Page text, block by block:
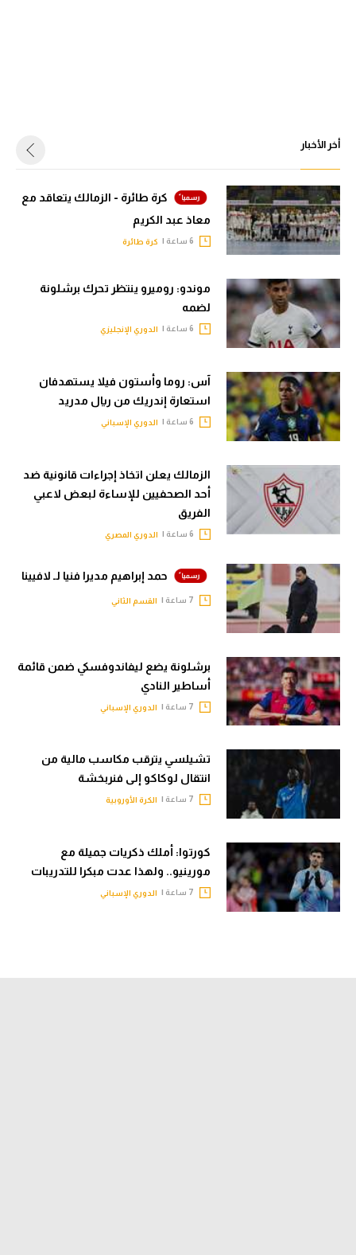
أخر الأخبار
كرة طائرة - الزمالك يتعاقد مع
معاذ عبد الكريم
كرة طائرة
موندو: روميرو ينتظر تحرك برشلونة
لضمه
الدوري الإنجليزي
آس: روما وأستون فيلا يستهدفان
استعارة إندريك من ريال مدريد
الدوري الإسباني
الزمالك يعلن اتخاذ إجراءات قانونية ضد
أحد الصحفيين للإساءة لبعض لاعبي
الفريق
الدوري المصري
حمد إبراهيم مديرا فنيا لـ لافيينا
القسم الثاني
برشلونة يضع ليفاندوفسكي ضمن قائمة
أساطير النادي
الدوري الإسباني
تشيلسي يترقب مكاسب مالية من
انتقال لوكاكو إلى فنربخشة
الكرة الأوروبية
كورتوا: أملك ذكريات جميلة مع
مورينيو.. ولهذا عدت مبكرا للتدريبات
الدوري الإسباني